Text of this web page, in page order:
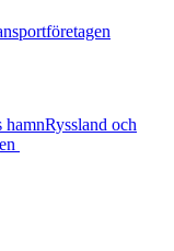
hamnRyssland och